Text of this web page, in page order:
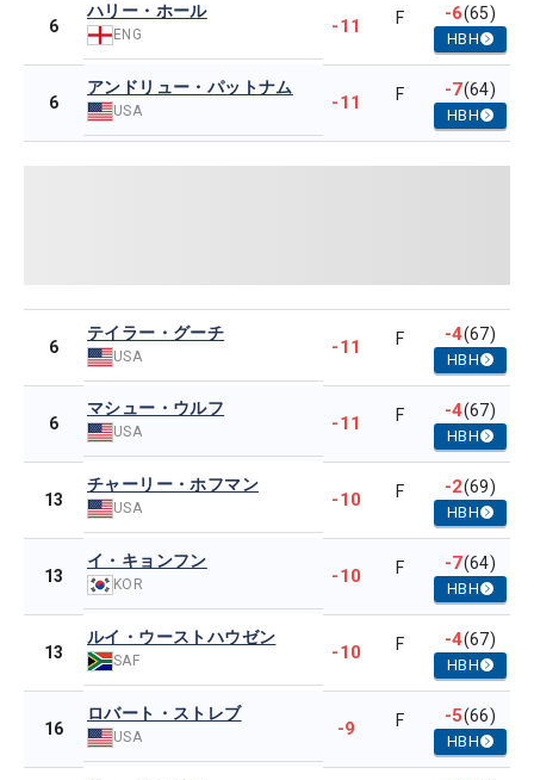
6
ハリー・ホール
ENG -11 F -6(65)
HBH
6
アンドリュー・パットナム
USA -11 F -7(64)
HBH
6
テイラー・グーチ
USA -11 F -4(67)
HBH
6
マシュー・ウルフ
USA -11 F -4(67)
HBH
13
チャーリー・ホフマン
USA -10 F -2(69)
HBH
13
イ・キョンフン
KOR -10 F -7(64)
HBH
13
ルイ・ウーストハウゼン
SAF -10 F -4(67)
HBH
16
ロバート・ストレブ
USA -9 F -5(66)
HBH